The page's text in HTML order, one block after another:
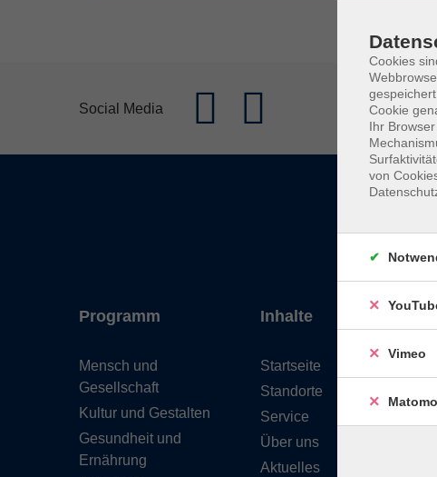
Social Media
Programm
Mensch und
Gesellschaft
Kultur und Gestalten
Gesundheit und
Ernährung
Inhalte
Startseite
Standorte
Service
Über uns
Aktuelles
Cookies
Cookie
Ihr
von
Vimeo
Matomo